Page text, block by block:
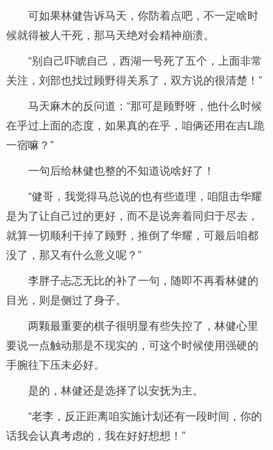
可如果林健告诉马天，你防着点吧，不一定啥时
候就得被人干死，那马天绝对会精神崩溃。
“别自己吓唬自己，西湖一号死了五个，上面非常
关注，刘部也找过顾野得关系了，双方说的很清楚！”
马天麻木的反问道：“那可是顾野呀，他什么时候
在乎过上面的态度，如果真的在乎，咱俩还用在吉L跪
一宿嘛？”
一句后给林健也整的不知道说啥好了！
“健哥，我觉得马总说的也有些道理，咱阻击华耀
是为了让自己过的更好，而不是说奔着同归于尽去，
就算一切顺利干掉了顾野，推倒了华耀，可最后咱都
没了，那又有什么意义呢？”
李胖子忐忑无比的补了一句，随即不再看林健的
目光，则是侧过了身子。
两颗最重要的棋子很明显有些失控了，林健心里
要说一点触动那是不现实的，可这个时候使用强硬的
手腕往下压未必好。
是的，林健还是选择了以安抚为主。
“老李，反正距离咱实施计划还有一段时间，你的
话我会认真考虑的，我在好好想想！”